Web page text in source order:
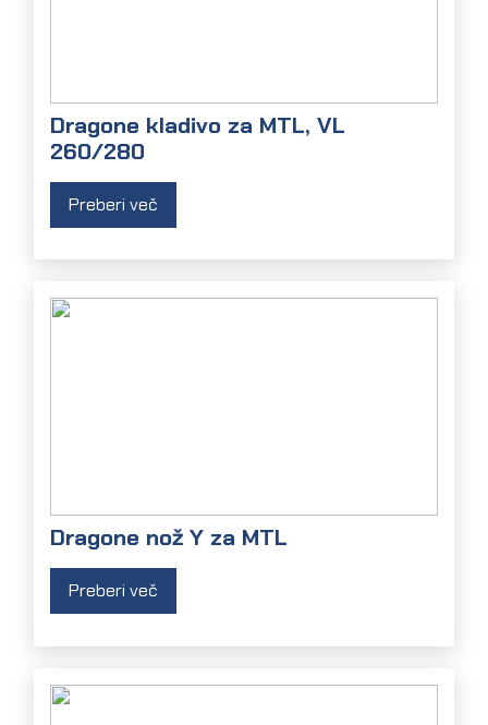
Dragone kladivo za MTL, VL
260/280
Preberi več
Dragone nož Y za MTL
Preberi več